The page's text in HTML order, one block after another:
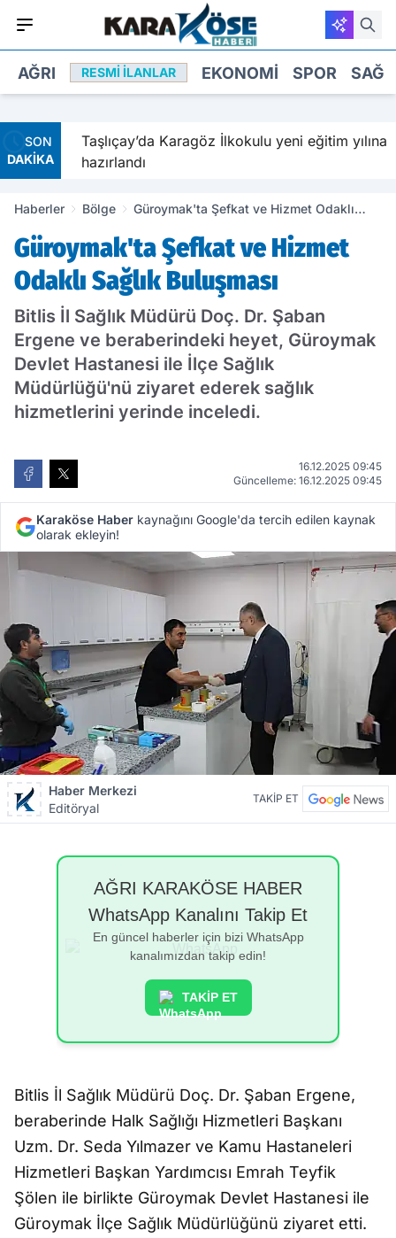
AĞRI RESMI İLANLAR EKONOMI SPOR
SON
DAKİKA
Taşlıçay’da Karagöz İlkokulu yeni eğitim yılına
hazırlandı
Haberler Bölge
Güroymak'ta Şefkat ve Hizmet Odaklı
Güroymak'ta Şefkat ve Hizmet
Odaklı Sağlık Buluşması
Bitlis İl Sağlık Müdürü Doç. Dr. Şaban
Ergene ve beraberindeki heyet, Güroymak
Devlet Hastanesi ile İlçe Sağlık
Müdürlüğü'nü ziyaret ederek sağlık
hizmetlerini yerinde inceledi.
16.12.2025 09:45
Güncelleme: 16.12.2025 09:45
Karaköse Haber kaynağını Google'da tercih edilen kaynak
olarak ekleyin!
Haber Merkezi
Editöryal
TAKİP ET
AĞRI KARAKÖSE HABER
WhatsApp Kanalını Takip Et
En güncel haberler için bizi WhatsApp
kanalımızdan takip edin!
TAKİP ET
Bitlis İl Sağlık Müdürü Doç. Dr. Şaban Ergene,
beraberinde Halk Sağlığı Hizmetleri Başkanı
Uzm. Dr. Seda Yılmazer ve Kamu Hastaneleri
Hizmetleri Başkan Yardımcısı Emrah Teyfik
Şölen ile birlikte Güroymak Devlet Hastanesi ile
Güroymak İlçe Sağlık Müdürlüğünü ziyaret etti.